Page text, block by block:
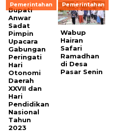
Pemerintahan
Bupati
Anwar
Sadat
Pimpin
Upacara
Gabungan
Peringati
Hari
Otonomi
Daerah
XXVII dan
Hari
Pendidikan
Nasional
Tahun
2023
Pemerintahan
Wabup
Hairan
Safari
Ramadhan
di Desa
Pasar Senin